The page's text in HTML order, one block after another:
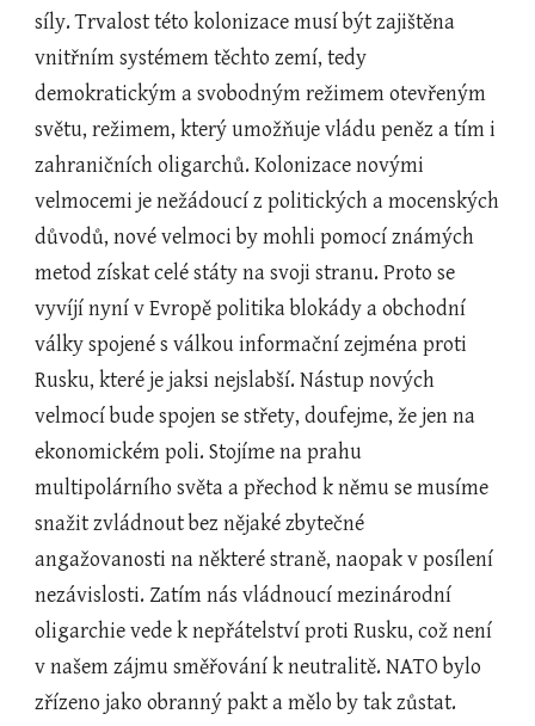
síly. Trvalost této kolonizace musí být zajištěna
vnitřním systémem těchto zemí, tedy
demokratickým a svobodným režimem otevřeným
světu, režimem, který umožňuje vládu peněz a tím i
zahraničních oligarchů. Kolonizace novými
velmocemi je nežádoucí z politických a mocenských
důvodů, nové velmoci by mohli pomocí známých
metod získat celé státy na svoji stranu. Proto se
vyvíjí nyní v Evropě politika blokády a obchodní
války spojené s válkou informační zejména proti
Rusku, které je jaksi nejslabší. Nástup nových
velmocí bude spojen se střety, doufejme, že jen na
ekonomickém poli. Stojíme na prahu
multipolárního světa a přechod k němu se musíme
snažit zvládnout bez nějaké zbytečné
angažovanosti na některé straně, naopak v posílení
nezávislosti. Zatím nás vládnoucí mezinárodní
oligarchie vede k nepřátelství proti Rusku, což není
v našem zájmu směřování k neutralitě. NATO bylo
zřízeno jako obranný pakt a mělo by tak zůstat.